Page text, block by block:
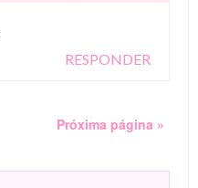
RESPONDER
Próxima página »